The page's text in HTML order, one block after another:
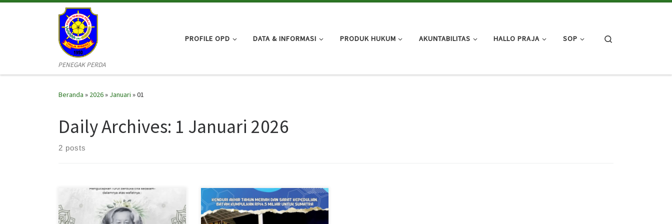
Skip to content
PENEGAK PERDA
PROFILE OPD DATA & INFORMASI PRODUK HUKUM AKUNTABILITAS HALLO PRAJA SOP
Beranda » 2026» Januari »01
Daily Archives: 1 Januari 2026
2 posts
Turut Berduka Cita Sedalam-
Dalamnya Segenap Keluarga Besar
Pemerintah Kota Batam
Meski tanpa kembang api, perayaan
Kunduri Akhir Tahun di Dataran Engku
Putri, Batamcentre, berlangsung